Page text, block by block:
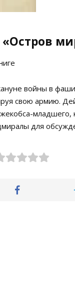
войны в
свою армию.
младшего,
для